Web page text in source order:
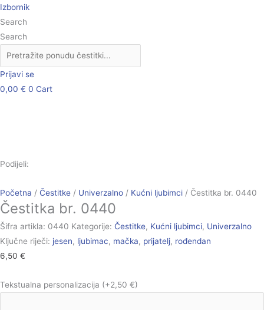
Skip
to
content
Izbornik
Search
Search
Prijavi se
0,00 € 0 Cart
Podijeli:
Početna / Čestitke / Univerzalno / Kućni ljubimci / Čestitka br. 0440
Čestitka br. 0440
Šifra artikla: 0440 Kategorije: Čestitke, Kućni ljubimci, Univerzalno
Ključne riječi: jesen, ljubimac, mačka, prijatelj, rođendan
6,50 €
Tekstualna personalizacija (+2,50 €)
Čestitka
br.
0440
količina